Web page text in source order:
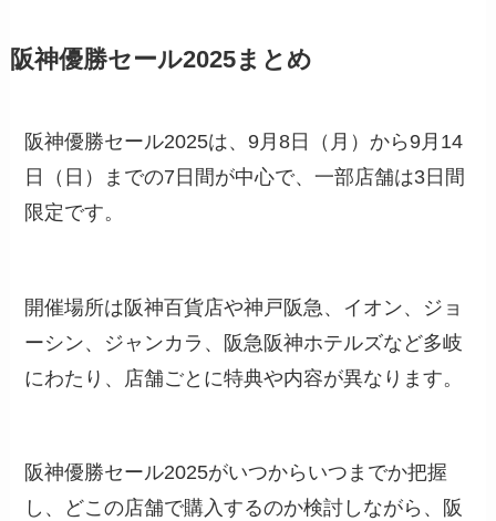
阪神優勝セール2025まとめ
阪神優勝セール2025は、9月8日（月）から9月14
日（日）までの7日間が中心で、一部店舗は3日間
限定です。
開催場所は阪神百貨店や神戸阪急、イオン、ジョ
ーシン、ジャンカラ、阪急阪神ホテルズなど多岐
にわたり、店舗ごとに特典や内容が異なります。
阪神優勝セール2025がいつからいつまでか把握
し、どこの店舗で購入するのか検討しながら、阪